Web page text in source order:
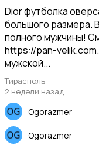
Dior футболка
большого размера.
полного мужчины!
https://pan-
мужской...
Тирасполь
2 недели назад
Ogorazmer
Ogorazmer